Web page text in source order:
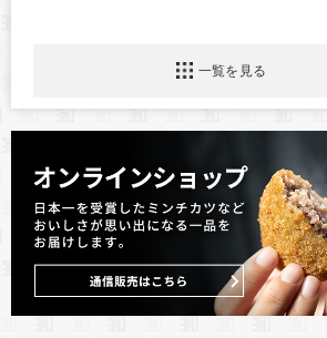
一覧を見る